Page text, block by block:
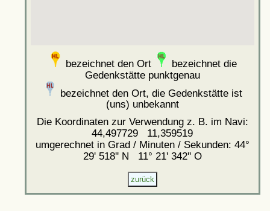
bezeichnet den Ort
bezeichnet die
Gedenkstätte punktgenau
bezeichnet den Ort, die Gedenkstätte ist
(uns) unbekannt
Die Koordinaten zur Verwendung z. B. im Navi:
44,497729 11,359519
umgerechnet in Grad / Minuten / Sekunden: 44°
29' 518'' N 11° 21' 342'' O